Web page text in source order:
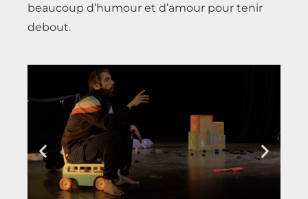
beaucoup d’humour et d’amour pour tenir
debout.